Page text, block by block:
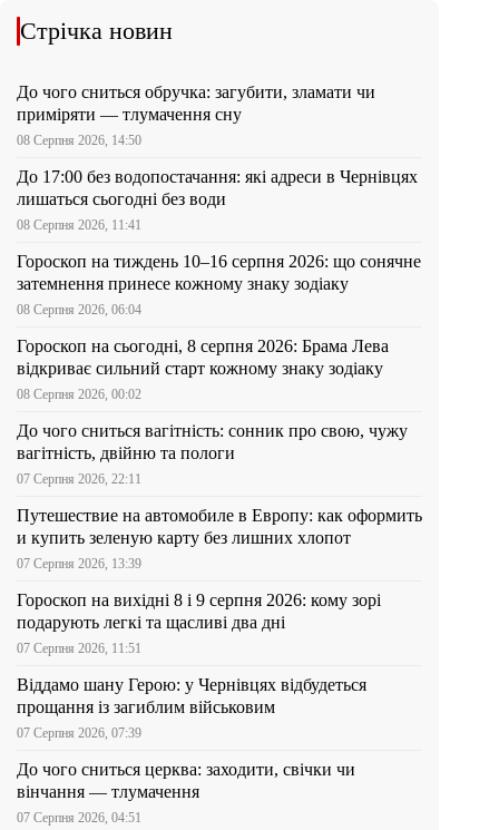
Стрічка новин
До чого сниться обручка: загубити, зламати чи
приміряти — тлумачення сну
08 Серпня 2026, 14:50
До 17:00 без водопостачання: які адреси в Чернівцях
лишаться сьогодні без води
08 Серпня 2026, 11:41
Гороскоп на тиждень 10–16 серпня 2026: що сонячне
затемнення принесе кожному знаку зодіаку
08 Серпня 2026, 06:04
Гороскоп на сьогодні, 8 серпня 2026: Брама Лева
відкриває сильний старт кожному знаку зодіаку
08 Серпня 2026, 00:02
До чого сниться вагітність: сонник про свою, чужу
вагітність, двійню та пологи
07 Серпня 2026, 22:11
Путешествие на автомобиле в Европу: как оформить
и купить зеленую карту без лишних хлопот
07 Серпня 2026, 13:39
Гороскоп на вихідні 8 і 9 серпня 2026: кому зорі
подарують легкі та щасливі два дні
07 Серпня 2026, 11:51
Віддамо шану Герою: у Чернівцях відбудеться
прощання із загиблим військовим
07 Серпня 2026, 07:39
До чого сниться церква: заходити, свічки чи
вінчання — тлумачення
07 Серпня 2026, 04:51